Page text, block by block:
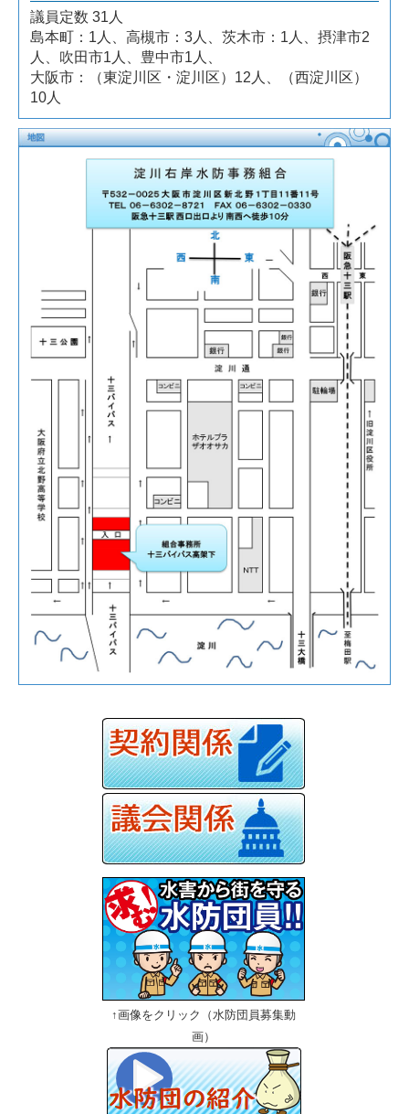
議員定数 31人
島本町：1人、高槻市：3人、茨木市：1人、摂津市2
人、吹田市1人、豊中市1人、
大阪市：（東淀川区・淀川区）12人、（西淀川区）
10人
↑画像をクリック（水防団員募集動
画）